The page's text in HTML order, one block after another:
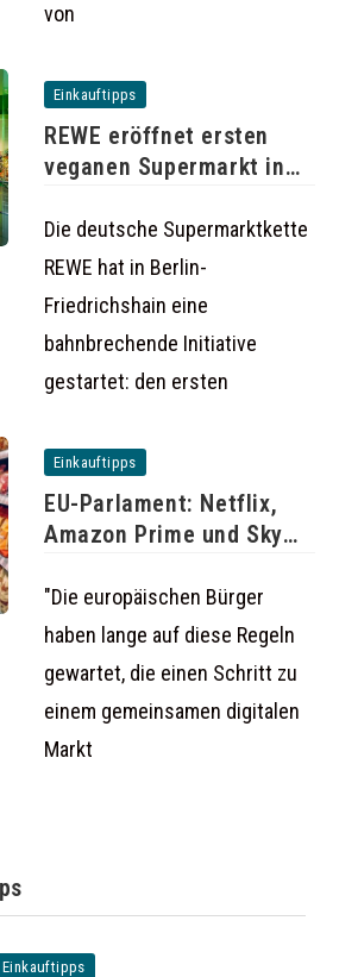
von
Einkauftipps
REWE eröffnet ersten
veganen Supermarkt in
Die deutsche Supermarktkette
REWE hat in Berlin-
Friedrichshain eine
bahnbrechende Initiative
gestartet: den ersten
Einkauftipps
EU-Parlament: Netflix,
Amazon Prime und Sky
"Die europäischen Bürger
haben lange auf diese Regeln
gewartet, die einen Schritt zu
einem gemeinsamen digitalen
Markt
Einkauftipps